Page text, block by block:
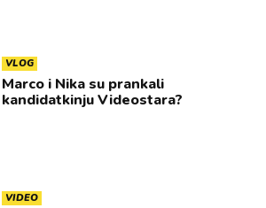
VLOG
Marco i Nika su prankali
kandidatkinju Videostara?
VIDEO